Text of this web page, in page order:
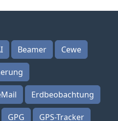
Beamer Cewe
Erdbeobachtung
GPG GPS-Tracker